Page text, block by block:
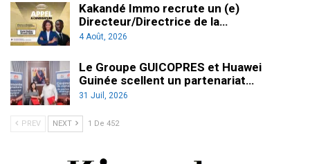
Kakandé Immo recrute un (e)
Directeur/Directrice de la…
4 Août, 2026
Le Groupe GUICOPRES et Huawei
Guinée scellent un partenariat…
31 Juil, 2026
PREV NEXT 1 De 452